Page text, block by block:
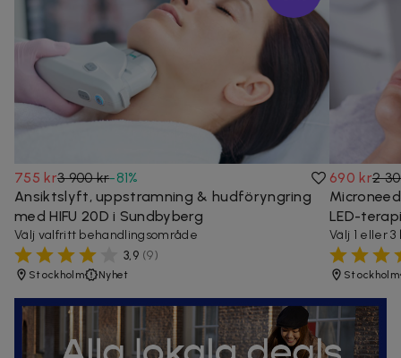
755 kr3 900 kr-81%
Ansiktslyft, uppstramning & hudföryngring
med HIFU 20D i Sundbyberg
Välj valfritt behandlingsområde
3,9 (9)
Stockholm Nyhet
690 kr2
LED-
Välj 1 eller
Stockholm